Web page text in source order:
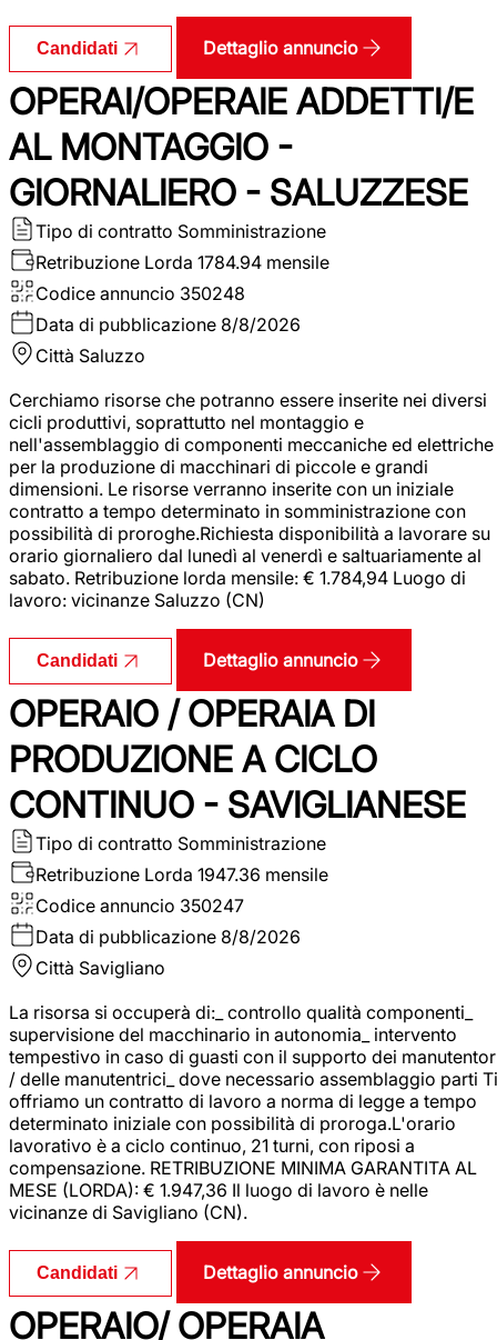
Candidati Dettaglio annuncio
OPERAI/OPERAIE ADDETTI/E
AL MONTAGGIO -
GIORNALIERO - SALUZZESE
Tipo di contratto Somministrazione
Retribuzione Lorda 1784.94 mensile
Codice annuncio 350248
Data di pubblicazione 8/8/2026
Città Saluzzo
Cerchiamo risorse che potranno essere inserite nei diversi
cicli produttivi, soprattutto nel montaggio e
nell'assemblaggio di componenti meccaniche ed elettriche
per la produzione di macchinari di piccole e grandi
dimensioni. Le risorse verranno inserite con un iniziale
contratto a tempo determinato in somministrazione con
possibilità di proroghe.Richiesta disponibilità a lavorare su
orario giornaliero dal lunedì al venerdì e saltuariamente al
sabato. Retribuzione lorda mensile: € 1.784,94 Luogo di
lavoro: vicinanze Saluzzo (CN)
Candidati Dettaglio annuncio
OPERAIO / OPERAIA DI
PRODUZIONE A CICLO
CONTINUO - SAVIGLIANESE
Tipo di contratto Somministrazione
Retribuzione Lorda 1947.36 mensile
Codice annuncio 350247
Data di pubblicazione 8/8/2026
Città Savigliano
La risorsa si occuperà di:_ controllo qualità componenti_
supervisione del macchinario in autonomia_ intervento
tempestivo in caso di guasti con il supporto dei
/ delle manutentrici_ dove necessario assemblaggio parti Ti
offriamo un contratto di lavoro a norma di legge a tempo
determinato iniziale con possibilità di proroga.L'orario
lavorativo è a ciclo continuo, 21 turni, con riposi a
compensazione. RETRIBUZIONE MINIMA GARANTITA AL
MESE (LORDA): € 1.947,36 Il luogo di lavoro è nelle
vicinanze di Savigliano (CN).
Candidati Dettaglio annuncio
OPERAIO/ OPERAIA